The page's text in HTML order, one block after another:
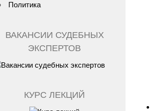
Политика
ВАКАНСИИ СУДЕБНЫХ
ЭКСПЕРТОВ
КУРС ЛЕКЦИЙ